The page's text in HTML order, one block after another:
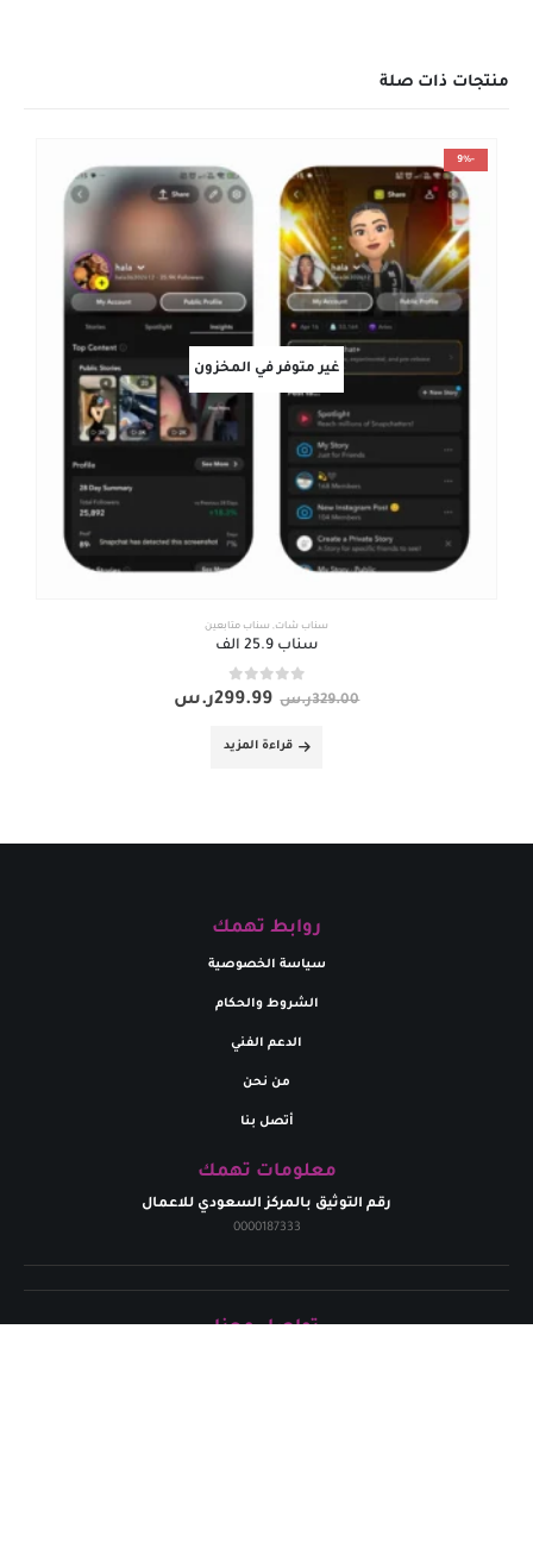
منتجات ذات صلة
-9%
غير متوفر في المخزون
سناب شات , سناب متابعين
سناب 25.9 الف
329.00ر.س 299.99ر.س
قراءة المزيد
روابط تهمك
سياسة الخصوصية
الشروط والحكام
الدعم الفني
من نحن
أتصل بنا
معلومات تهمك
رقم التوثيق بالمركز السعودي للاعمال
0000187333
تواصل معنا